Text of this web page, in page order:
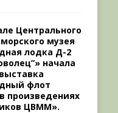
Центрального
музея
лодка Д-2
начала
флот
произведениях
ЦВММ».